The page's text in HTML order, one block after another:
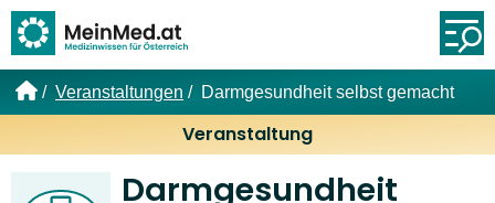
Veranstaltungen Darmgesundheit selbst gemacht
Veranstaltung
Darmgesundheit